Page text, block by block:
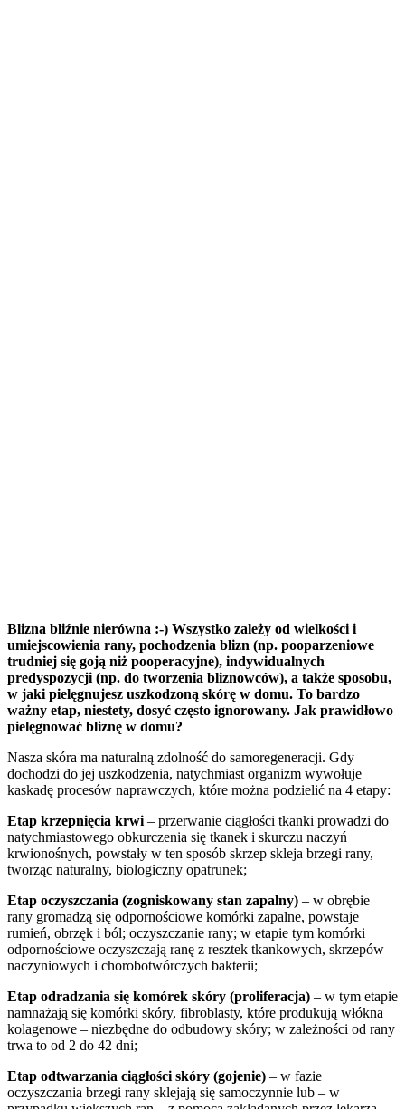
Blizna bliźnie nierówna :-) Wszystko zależy od wielkości i
umiejscowienia rany, pochodzenia blizn (np. pooparzeniowe
trudniej się goją niż pooperacyjne), indywidualnych
predyspozycji (np. do tworzenia bliznowców), a także sposobu,
w jaki pielęgnujesz uszkodzoną skórę w domu. To bardzo
ważny etap, niestety, dosyć często ignorowany. Jak prawidłowo
pielęgnować bliznę w domu?
Nasza skóra ma naturalną zdolność do samoregeneracji. Gdy
dochodzi do jej uszkodzenia, natychmiast organizm wywołuje
kaskadę procesów naprawczych, które można podzielić na 4 etapy:
Etap krzepnięcia krwi – przerwanie ciągłości tkanki prowadzi do
natychmiastowego obkurczenia się tkanek i skurczu naczyń
krwionośnych, powstały w ten sposób skrzep skleja brzegi rany,
tworząc naturalny, biologiczny opatrunek;
Etap oczyszczania (zogniskowany stan zapalny) – w obrębie
rany gromadzą się odpornościowe komórki zapalne, powstaje
rumień, obrzęk i ból; oczyszczanie rany; w etapie tym komórki
odpornościowe oczyszczają ranę z resztek tkankowych, skrzepów
naczyniowych i chorobotwórczych bakterii;
Etap odradzania się komórek skóry (proliferacja) – w tym etapie
namnażają się komórki skóry, fibroblasty, które produkują włókna
kolagenowe – niezbędne do odbudowy skóry; w zależności od rany
trwa to od 2 do 42 dni;
Etap odtwarzania ciągłości skóry (gojenie) – w fazie
oczyszczania brzegi rany sklejają się samoczynnie lub – w